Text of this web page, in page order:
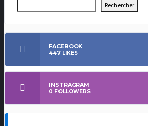
Rechercher
FACEBOOK
447 LIKES
INSTRAGRAM
0 FOLLOWERS